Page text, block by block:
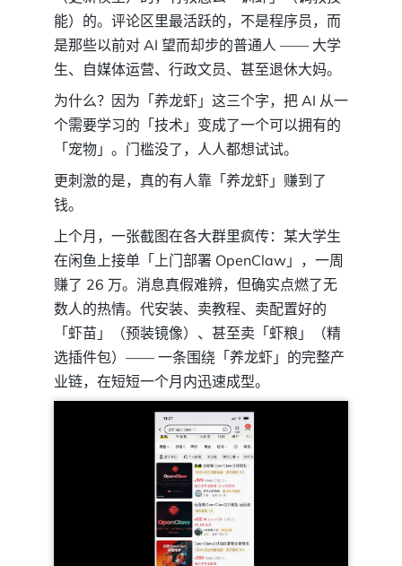
能）的。评论区里最活跃的，不是程序员，而
是那些以前对 AI 望而却步的普通人 —— 大学
生、自媒体运营、行政文员、甚至退休大妈。
为什么？因为「养龙虾」这三个字，把 AI 从一
个需要学习的「技术」变成了一个可以拥有的
「宠物」。门槛没了，人人都想试试。
更刺激的是，真的有人靠「养龙虾」赚到了
钱。
上个月，一张截图在各大群里疯传：某大学生
在闲鱼上接单「上门部署 OpenClaw」，一周
赚了 26 万。消息真假难辨，但确实点燃了无
数人的热情。代安装、卖教程、卖配置好的
「虾苗」（预装镜像）、甚至卖「虾粮」（精
选插件包）—— 一条围绕「养龙虾」的完整产
业链，在短短一个月内迅速成型。